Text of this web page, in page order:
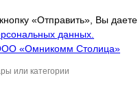
«Отправить», Вы даете
данных.